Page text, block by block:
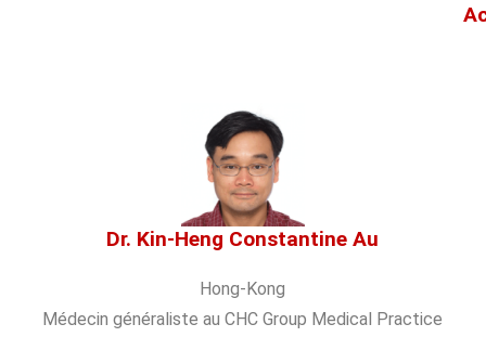
Dr. Kin-Heng Constantine Au
Hong-Kong
Médecin généraliste au CHC Group Medical Practice